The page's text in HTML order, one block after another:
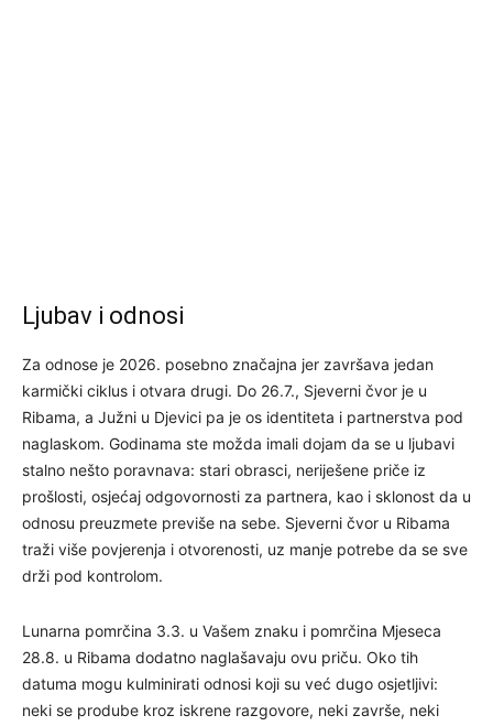
Ljubav i odnosi
Za odnose je 2026. posebno značajna jer završava jedan
karmički ciklus i otvara drugi. Do 26.7., Sjeverni čvor je u
Ribama, a Južni u Djevici pa je os identiteta i partnerstva pod
naglaskom. Godinama ste možda imali dojam da se u ljubavi
stalno nešto poravnava: stari obrasci, neriješene priče iz
prošlosti, osjećaj odgovornosti za partnera, kao i sklonost da u
odnosu preuzmete previše na sebe. Sjeverni čvor u Ribama
traži više povjerenja i otvorenosti, uz manje potrebe da se sve
drži pod kontrolom.
Lunarna pomrčina 3.3. u Vašem znaku i pomrčina Mjeseca
28.8. u Ribama dodatno naglašavaju ovu priču. Oko tih
datuma mogu kulminirati odnosi koji su već dugo osjetljivi:
neki se prodube kroz iskrene razgovore, neki završe, neki